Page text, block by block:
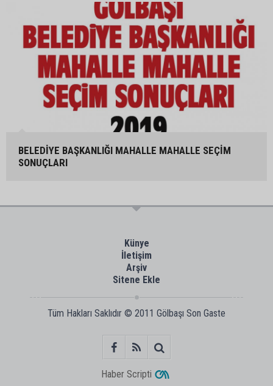
BELEDİYE BAŞKANLIĞI MAHALLE MAHALLE SEÇİM
SONUÇLARI
Künye
İletişim
Arşiv
Sitene Ekle
Tüm Hakları Saklıdır © 2011 Gölbaşı Son Gaste
Haber Scripti